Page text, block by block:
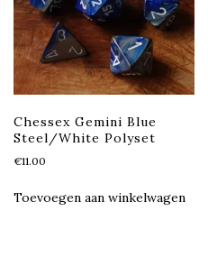
Chessex Gemini Blue
Steel/White Polyset
€11.00
Toevoegen aan winkelwagen